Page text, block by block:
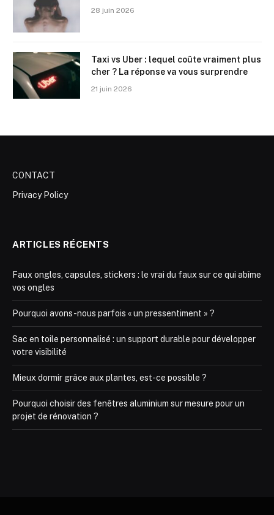
28 juin 2026
Taxi vs Uber : lequel coûte vraiment plus
cher ? La réponse va vous surprendre
21 juin 2026
CONTACT
Privacy Policy
ARTICLES RÉCENTS
Faux ongles, capsules, stickers : le vrai du faux sur ce qui abîme
vos ongles
Pourquoi avons-nous parfois « un pressentiment » ?
Sac en toile personnalisé : un support durable pour développer
votre visibilité
Mieux dormir grâce aux plantes, est-ce possible ?
Pourquoi choisir des fenêtres aluminium sur mesure pour un
projet de rénovation ?